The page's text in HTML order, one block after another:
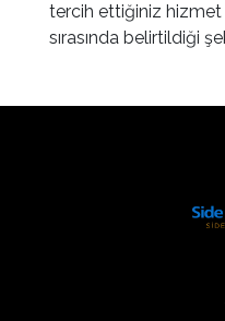
tercih ettiğiniz
sırasında belirtildiği